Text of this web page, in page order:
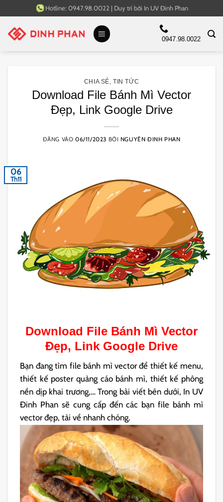
qua
nội
Hotline: 0947.98.0022 | Duy trì bởi In UV Đinh Phan
0947.98.0022
CHIA SẺ ,TIN TỨC
Download File Bánh Mì Vector
Đẹp, Link Google Drive
ĐĂNG VÀO06/11/2023 BỞI NGUYÊN ĐINH PHAN
06
Th11
Download File Bánh Mì Vector
Đẹp, Link Google Drive
Bạn đang tìm file bánh mì vector để thiết kế menu,
thiết kế poster quảng cáo bánh mì, thiết kế phông
nền dịp khai trương,… Trong bài viết bên dưới, In UV
Đinh Phan sẽ cung cấp đến các bạn file bánh mì
vector đẹp, tải về nhanh chóng.